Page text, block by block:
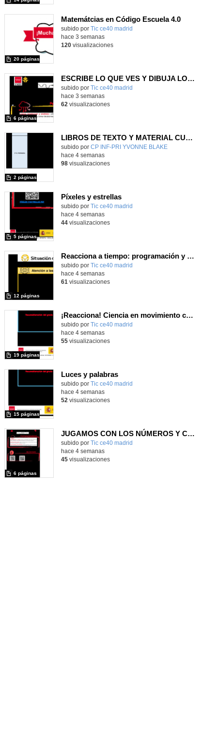
Matemátcias en Código Escuela 4.0
Contenido educativo.
subido por Tic ce40 madrid
20 páginas
hace 3 semanas
120visualizaciones
ESCRIBE LO QUE VES Y DIBUJA LO QUE LEES
subido por Tic ce40 madrid
6 páginas
hace 3 semanas
62 visualizaciones
LIBROS DE TEXTO Y MATERIAL CURRICULAR
subido por CP INF-PRI YVONNE BLAKE
2 páginas
-
hace 4 semanas
98visualizaciones
Píxeles y estrellas
subido por Tic ce40 madrid
5 páginas
hace 4 semanas
44visualizaciones
Reacciona a tiempo: programación y reflejos con Micro:bit
subido por Tic ce40 madrid
12 páginas
hace 4 semanas
61 visualizaciones
¡Reacciona! Ciencia en movimiento con micro:bit y Maqueen
subido por Tic ce40 madrid
19 páginas
hace 4 semanas
55visualizaciones
Luces y palabras
subido por Tic ce40 madrid
15 páginas
hace 4 semanas
52 visualizaciones
JUGAMOS CON LOS NÚMEROS Y COLORES COMO UN ROBOT.
subido por Tic ce40 madrid
6 páginas
hace 4 semanas
45visualizaciones